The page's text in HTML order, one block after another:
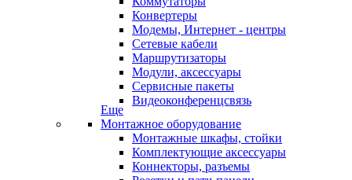
Конвертеры
Модемы, Интернет - центры
Сетевые кабели
Маршрутизаторы
Модули, аксессуары
Сервисные пакеты
Видеоконференцсвязь
Еще
Монтажное оборудование
Монтажные шкафы, стойки
Комплектующие аксессуары
Коннекторы, разъемы